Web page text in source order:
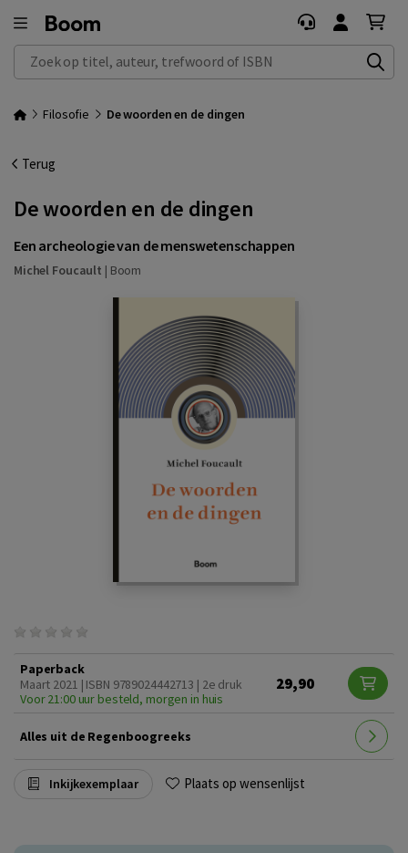
Zoek op titel, auteur, trefwoord of ISBN
Filosofie De woorden en de dingen
Terug
De woorden en de dingen
Een archeologie van de menswetenschappen
Michel Foucault | Boom
Paperback
Maart 2021 | ISBN 9789024442713 | 2e druk
Voor 21:00 uur besteld, morgen in huis
29,90
Alles uit de Regenboogreeks
Inkijkexemplaar Plaats op wensenlijst